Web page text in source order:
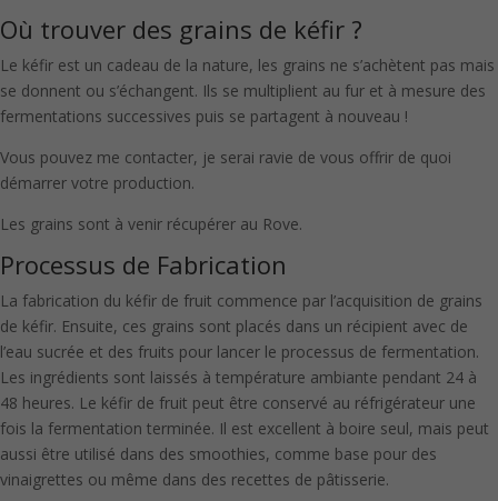
Où trouver des grains de kéfir ?
Le kéfir est un cadeau de la nature, les grains ne s’achètent pas mais
se donnent ou s’échangent. Ils se multiplient au fur et à mesure des
fermentations successives puis se partagent à nouveau !
Vous pouvez me contacter, je serai ravie de vous offrir de quoi
démarrer votre production.
Les grains sont à venir récupérer au Rove.
Processus de Fabrication
La fabrication du kéfir de fruit commence par l’acquisition de grains
de kéfir. Ensuite, ces grains sont placés dans un récipient avec de
l’eau sucrée et des fruits pour lancer le processus de fermentation.
Les ingrédients sont laissés à température ambiante pendant 24 à
48 heures. Le kéfir de fruit peut être conservé au réfrigérateur une
fois la fermentation terminée. Il est excellent à boire seul, mais peut
aussi être utilisé dans des smoothies, comme base pour des
vinaigrettes ou même dans des recettes de pâtisserie.